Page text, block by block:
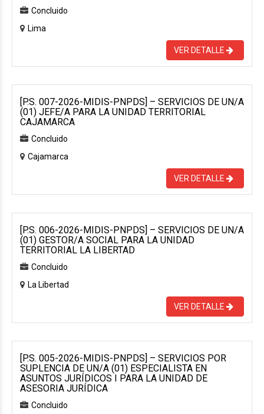
Concluido
Lima
VER DETALLE
[P.S. 007-2026-MIDIS-PNPDS] – SERVICIOS DE UN/A
(01) JEFE/A PARA LA UNIDAD TERRITORIAL
CAJAMARCA
Concluido
Cajamarca
VER DETALLE
[P.S. 006-2026-MIDIS-PNPDS] – SERVICIOS DE UN/A
(01) GESTOR/A SOCIAL PARA LA UNIDAD
TERRITORIAL LA LIBERTAD
Concluido
La Libertad
VER DETALLE
[P.S. 005-2026-MIDIS-PNPDS] – SERVICIOS POR
SUPLENCIA DE UN/A (01) ESPECIALISTA EN
ASUNTOS JURÍDICOS I PARA LA UNIDAD DE
ASESORIA JURÍDICA
Concluido